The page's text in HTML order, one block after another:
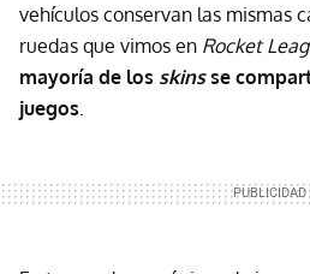
vehículos conservan las mismas
ruedas que vimos en Rocket
mayoría de los skinsse
juegos